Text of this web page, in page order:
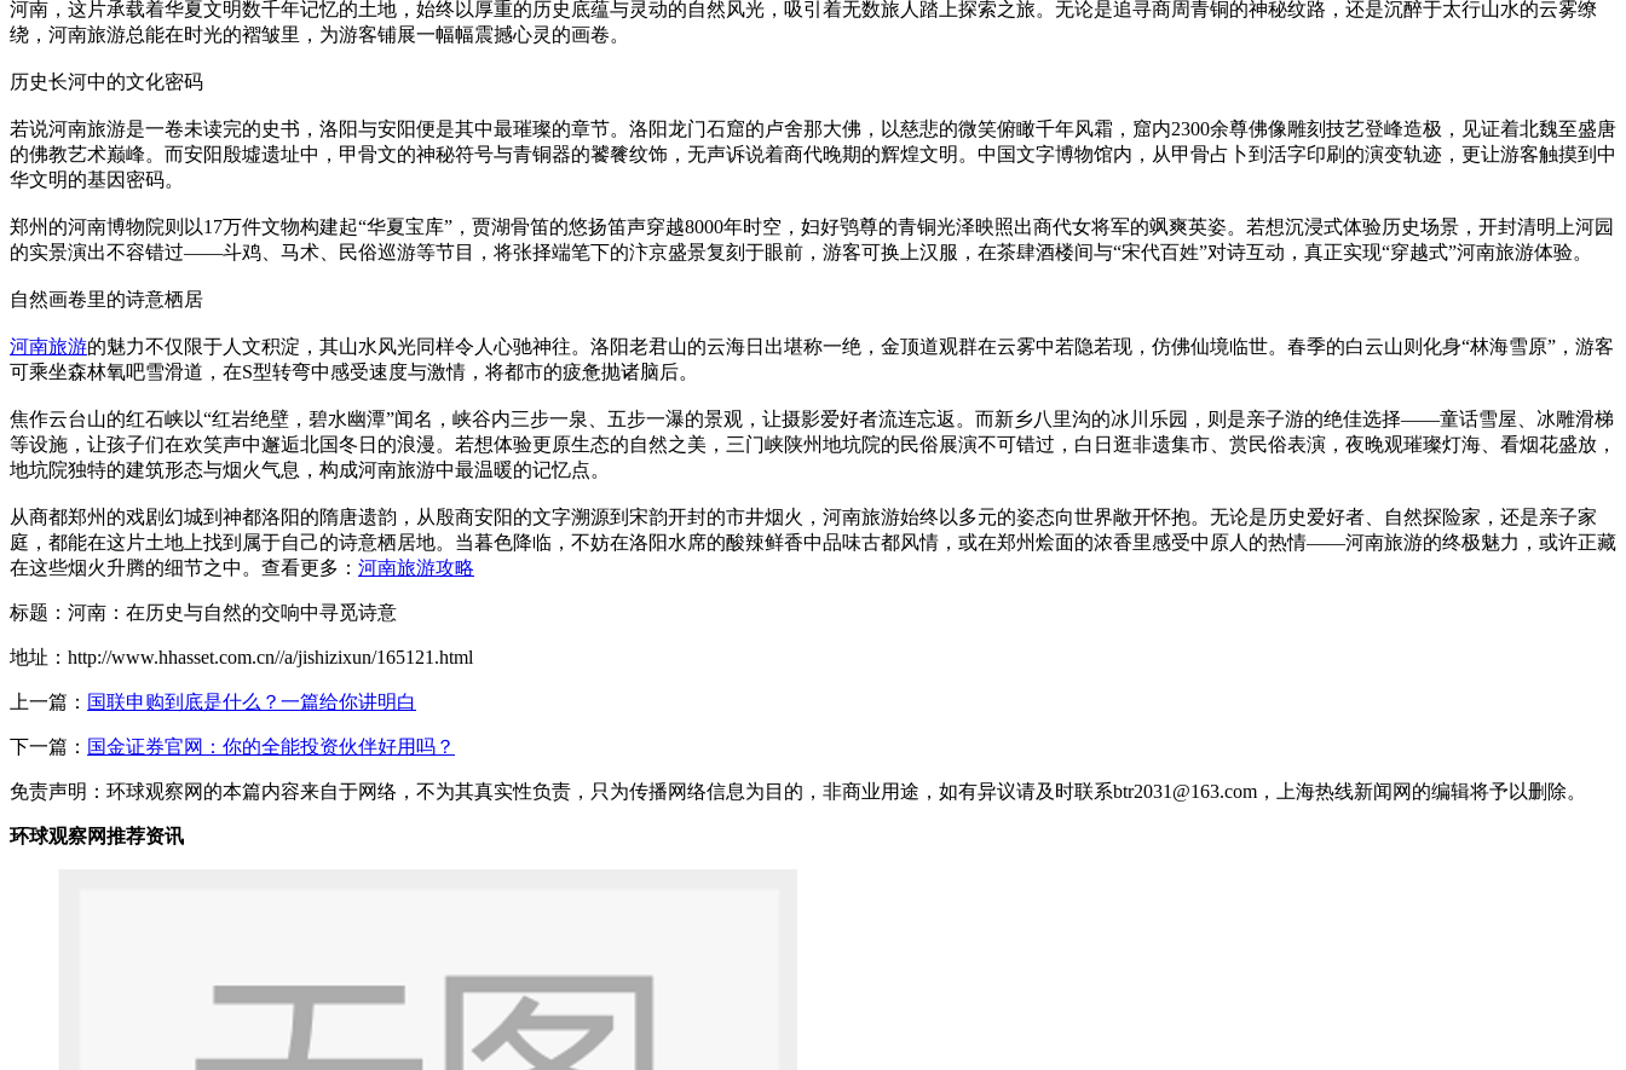
河南，这片承载着华夏文明数千年记忆的土地，始终以厚重的历史底蕴与灵动的自然风光，吸引着无数旅人踏上探索之旅。无论是追寻商周青铜的神秘纹路，还是沉醉于太行山水的云雾缭
绕，河南旅游总能在时光的褶皱里，为游客铺展一幅幅震撼心灵的画卷。
历史长河中的文化密码
若说河南旅游是一卷未读完的史书，洛阳与安阳便是其中最璀璨的章节。洛阳龙门石窟的卢舍那大佛，以慈悲的微笑俯瞰千年风霜，窟内2300余尊佛像雕刻技艺登峰造极，见证着北魏至盛唐
的佛教艺术巅峰。而安阳殷墟遗址中，甲骨文的神秘符号与青铜器的饕餮纹饰，无声诉说着商代晚期的辉煌文明。中国文字博物馆内，从甲骨占卜到活字印刷的演变轨迹，更让游客触摸到中
华文明的基因密码。
郑州的河南博物院则以17万件文物构建起“华夏宝库”，贾湖骨笛的悠扬笛声穿越8000年时空，妇好鸮尊的青铜光泽映照出商代女将军的飒爽英姿。若想沉浸式体验历史场景，开封清明上河园
的实景演出不容错过——斗鸡、马术、民俗巡游等节目，将张择端笔下的汴京盛景复刻于眼前，游客可换上汉服，在茶肆酒楼间与“宋代百姓”对诗互动，真正实现“穿越式”河南旅游体验。
自然画卷里的诗意栖居
河南旅游的魅力不仅限于人文积淀，其山水风光同样令人心驰神往。洛阳老君山的云海日出堪称一绝，金顶道观群在云雾中若隐若现，仿佛仙境临世。春季的白云山则化身“林海雪原”，游客
可乘坐森林氧吧雪滑道，在S型转弯中感受速度与激情，将都市的疲惫抛诸脑后。
焦作云台山的红石峡以“红岩绝壁，碧水幽潭”闻名，峡谷内三步一泉、五步一瀑的景观，让摄影爱好者流连忘返。而新乡八里沟的冰川乐园，则是亲子游的绝佳选择——童话雪屋、冰雕滑梯
等设施，让孩子们在欢笑声中邂逅北国冬日的浪漫。若想体验更原生态的自然之美，三门峡陕州地坑院的民俗展演不可错过，白日逛非遗集市、赏民俗表演，夜晚观璀璨灯海、看烟花盛放，
地坑院独特的建筑形态与烟火气息，构成河南旅游中最温暖的记忆点。
从商都郑州的戏剧幻城到神都洛阳的隋唐遗韵，从殷商安阳的文字溯源到宋韵开封的市井烟火，河南旅游始终以多元的姿态向世界敞开怀抱。无论是历史爱好者、自然探险家，还是亲子家
庭，都能在这片土地上找到属于自己的诗意栖居地。当暮色降临，不妨在洛阳水席的酸辣鲜香中品味古都风情，或在郑州烩面的浓香里感受中原人的热情——河南旅游的终极魅力，或许正藏
在这些烟火升腾的细节之中。查看更多： 河南旅游攻略
标题：河南：在历史与自然的交响中寻觅诗意
地址：http://www.hhasset.com.cn//a/jishizixun/165121.html
上一篇： 国联申购到底是什么？一篇给你讲明白
下一篇： 国金证券官网：你的全能投资伙伴好用吗？
免责声明：环球观察网的本篇内容来自于网络，不为其真实性负责，只为传播网络信息为目的，非商业用途，如有异议请及时联系btr2031@163.com，上海热线新闻网的编辑将予以删除。
环球观察网推荐资讯